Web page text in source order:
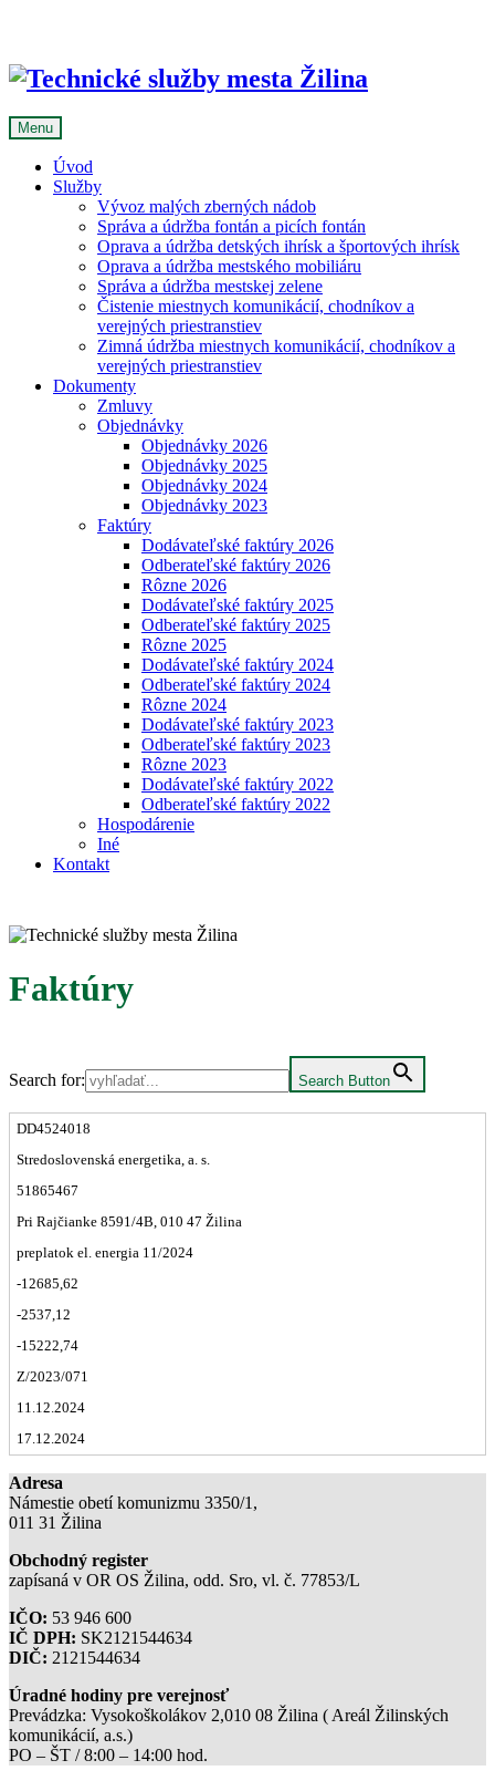
Menu
Úvod
Služby
Vývoz malých zberných nádob
Správa a údržba fontán a picích fontán
Oprava a údržba detských ihrísk a športových ihrísk
Oprava a údržba mestského mobiliáru
Správa a údržba mestskej zelene
Čistenie miestnych komunikácií, chodníkov a
verejných priestranstiev
Zimná údržba miestnych komunikácií, chodníkov a
verejných priestranstiev
Dokumenty
Zmluvy
Objednávky
Objednávky 2026
Objednávky 2025
Objednávky 2024
Objednávky 2023
Faktúry
Dodávateľské faktúry 2026
Odberateľské faktúry 2026
Rôzne 2026
Dodávateľské faktúry 2025
Odberateľské faktúry 2025
Rôzne 2025
Dodávateľské faktúry 2024
Odberateľské faktúry 2024
Rôzne 2024
Dodávateľské faktúry 2023
Odberateľské faktúry 2023
Rôzne 2023
Dodávateľské faktúry 2022
Odberateľské faktúry 2022
Hospodárenie
Iné
Kontakt
Faktúry
Search for: Search Button
DD4524018
Stredoslovenská energetika, a. s.
51865467
Pri Rajčianke 8591/4B, 010 47 Žilina
preplatok el. energia 11/2024
-12685,62
-2537,12
-15222,74
Z/2023/071
11.12.2024
17.12.2024
Adresa
Námestie obetí komunizmu 3350/1,
011 31 Žilina
Obchodný register
zapísaná v OR OS Žilina, odd. Sro, vl. č. 77853/L
IČO: 53 946 600
IČ DPH: SK2121544634
DIČ: 2121544634
Úradné hodiny pre verejnosť
Prevádzka: Vysokoškolákov 2,010 08 Žilina ( Areál Žilinských
komunikácií, a.s.)
PO – ŠT / 8:00 – 14:00 hod.